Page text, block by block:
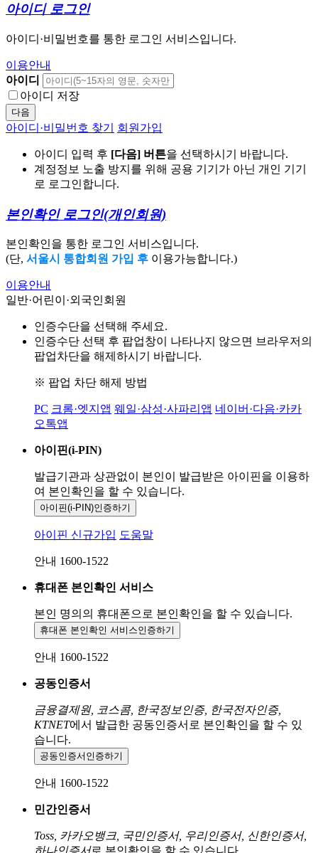
아이디 로그인
아이디·비밀번호를 통한 로그인 서비스입니다.
이용안내
아이디
아이디 저장
다음
아이디·비밀번호 찾기 회원가입
아이디 입력 후 [다음] 버튼을 선택하시기 바랍니다.
계정정보 노출 방지를 위해 공용 기기가 아닌 개인 기기
로 로그인합니다.
본인확인 로그인(개인회원)
본인확인을 통한 로그인 서비스입니다.
(단, 서울시 통합회원 가입 후 이용가능합니다.)
이용안내
일반·어린이·외국인회원
인증수단을 선택해 주세요.
인증수단 선택 후 팝업창이 나타나지 않으면 브라우저의
팝업차단을 해제하시기 바랍니다.
※ 팝업 차단 해제 방법
PC 크롬·엣지앱 웨일·삼성·사파리앱 네이버·다음·카카
오톡앱
아이핀(i-PIN)
발급기관과 상관없이 본인이 발급받은 아이핀을 이용하
여 본인확인을 할 수 있습니다.
아이핀(i-PIN)인증하기
아이핀 신규가입 도움말
안내 1600-1522
휴대폰 본인확인 서비스
본인 명의의 휴대폰으로 본인확인을 할 수 있습니다.
휴대폰 본인확인 서비스인증하기
안내 1600-1522
공동인증서
금융결제원, 코스콤, 한국정보인증, 한국전자인증,
KTNET에서 발급한 공동인증서로 본인확인을 할 수 있
습니다.
공동인증서 인증하기
안내 1600-1522
민간인증서
Toss, 카카오뱅크, 국민인증서, 우리인증서, 신한인증서,